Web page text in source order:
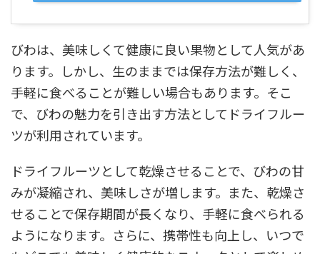
びわは、美味しくて健康に良い果物として人気があ
ります。しかし、生のままでは保存方法が難しく、
手軽に食べることが難しい場合もあります。そこ
で、びわの魅力を引き出す方法としてドライフルー
ツが利用されています。
ドライフルーツとして乾燥させることで、びわの甘
みが凝縮され、美味しさが増します。また、乾燥さ
せることで保存期間が長くなり、手軽に食べられる
ようになります。さらに、携帯性も向上し、いつで